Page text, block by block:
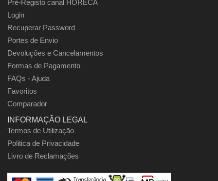
Pré-Registo canal HORECA
Login
Recuperar Password
Portes de Envio
Devoluções e Cancelamentos
Formas de Pagamento
FAQs - Ajuda
Favoritos
Comparador
INFORMAÇÃO LEGAL
Termos de Utilização
Politica de Privacidade
Livro de Reclamações